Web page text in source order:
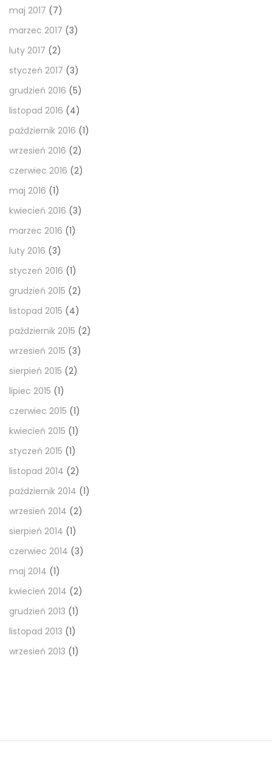
maj 2017 (7)
marzec 2017 (3)
luty 2017 (2)
styczeń 2017 (3)
grudzień 2016 (5)
listopad 2016 (4)
październik 2016 (1)
wrzesień 2016 (2)
czerwiec 2016 (2)
maj 2016 (1)
kwiecień 2016 (3)
marzec 2016 (1)
luty 2016 (3)
styczeń 2016 (1)
grudzień 2015 (2)
listopad 2015 (4)
październik 2015 (2)
wrzesień 2015 (3)
sierpień 2015 (2)
lipiec 2015 (1)
czerwiec 2015 (1)
kwiecień 2015 (1)
styczeń 2015 (1)
listopad 2014 (2)
październik 2014 (1)
wrzesień 2014 (2)
sierpień 2014 (1)
czerwiec 2014 (3)
maj 2014 (1)
kwiecień 2014 (2)
grudzień 2013 (1)
listopad 2013 (1)
wrzesień 2013 (1)